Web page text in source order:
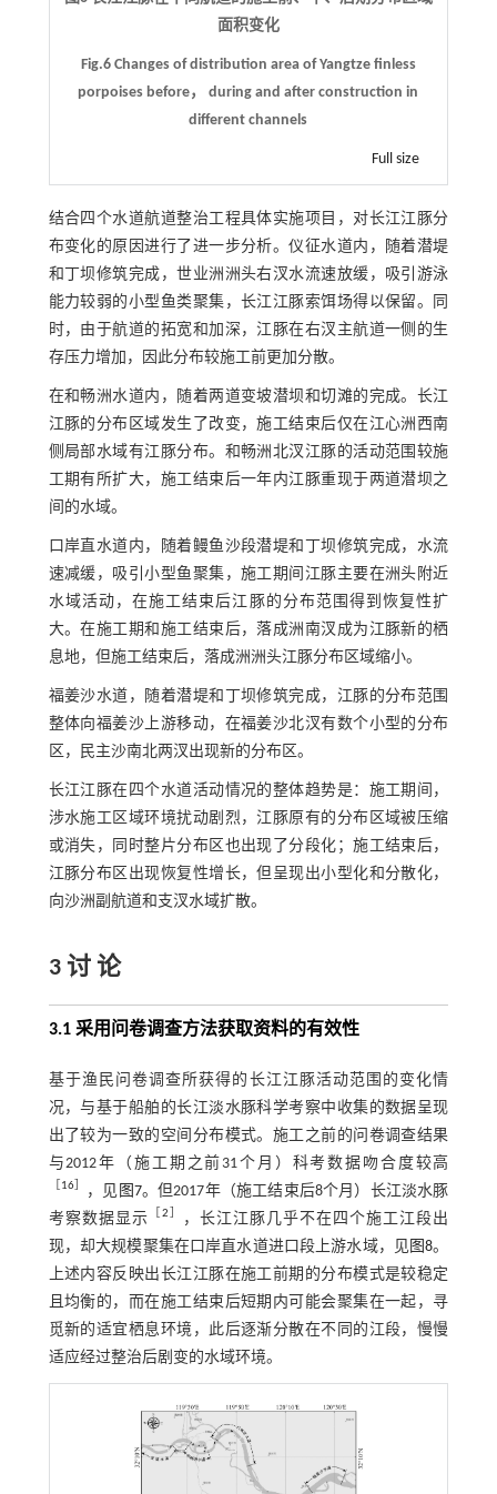
面积变化
Fig.6 Changes of distribution area of Yangtze finless
porpoises before， during and after construction in
different channels
Full size
结合四个水道航道整治工程具体实施项目，对长江江豚分
布变化的原因进行了进一步分析。仪征水道内，随着潜堤
和丁坝修筑完成，世业洲洲头右汊水流速放缓，吸引游泳
能力较弱的小型鱼类聚集，长江江豚索饵场得以保留。同
时，由于航道的拓宽和加深，江豚在右汊主航道一侧的生
存压力增加，因此分布较施工前更加分散。
在和畅洲水道内，随着两道变坡潜坝和切滩的完成。长江
江豚的分布区域发生了改变，施工结束后仅在江心洲西南
侧局部水域有江豚分布。和畅洲北汊江豚的活动范围较施
工期有所扩大，施工结束后一年内江豚重现于两道潜坝之
间的水域。
口岸直水道内，随着鳗鱼沙段潜堤和丁坝修筑完成，水流
速减缓，吸引小型鱼聚集，施工期间江豚主要在洲头附近
水域活动，在施工结束后江豚的分布范围得到恢复性扩
大。在施工期和施工结束后，落成洲南汊成为江豚新的栖
息地，但施工结束后，落成洲洲头江豚分布区域缩小。
福姜沙水道，随着潜堤和丁坝修筑完成，江豚的分布范围
整体向福姜沙上游移动，在福姜沙北汊有数个小型的分布
区，民主沙南北两汊出现新的分布区。
长江江豚在四个水道活动情况的整体趋势是：施工期间，
涉水施工区域环境扰动剧烈，江豚原有的分布区域被压缩
或消失，同时整片分布区也出现了分段化；施工结束后，
江豚分布区出现恢复性增长，但呈现出小型化和分散化，
向沙洲副航道和支汊水域扩散。
3 讨 论
3.1 采用问卷调查方法获取资料的有效性
基于渔民问卷调查所获得的长江江豚活动范围的变化情
况，与基于船舶的长江淡水豚科学考察中收集的数据呈现
出了较为一致的空间分布模式。施工之前的问卷调查结果
与2012年（施工期之前31个月）科考数据吻合度较高
［16］ ，见 图7。但2017年（施工结束后8个月）长江淡水豚
考察数据显示 ［2］
，长江江豚几乎不在四个施工江段出
现，却大规模聚集在口岸直水道进口段上游水域，见图8。
上述内容反映出长江江豚在施工前期的分布模式是较稳定
且均衡的，而在施工结束后短期内可能会聚集在一起，寻
觅新的适宜栖息环境，此后逐渐分散在不同的江段，慢慢
适应经过整治后剧变的水域环境。